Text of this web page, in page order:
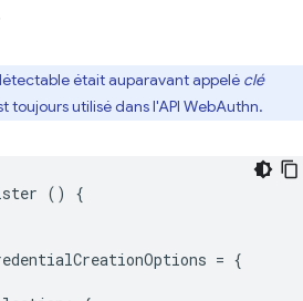
était auparavant appelé clé
toujours utilisé dans l'API WebAuthn.
()
{
= {